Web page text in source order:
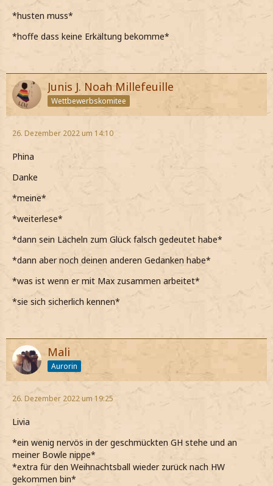
*husten muss*
*hoffe dass keine Erkältung bekomme*
Junis J. Noah Millefeuille
Wettbewerbskomitee
26. Dezember 2022 um 14:10
Phina
Danke
*meine*
*weiterlese*
*dann sein Lächeln zum Glück falsch gedeutet habe*
*dann aber noch deinen anderen Gedanken habe*
*was ist wenn er mit Max zusammen arbeitet*
*sie sich sicherlich kennen*
Mali
Aurorin
26. Dezember 2022 um 19:25
Livia
*ein wenig nervös in der geschmückten GH stehe und an
meiner Bowle nippe*
*extra für den Weihnachtsball wieder zurück nach HW
gekommen bin*